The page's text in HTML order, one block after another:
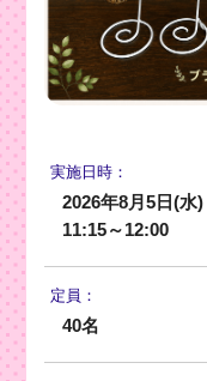
実施日時：
2026年8月5日(水)
11:15～12:00
定員：
40名